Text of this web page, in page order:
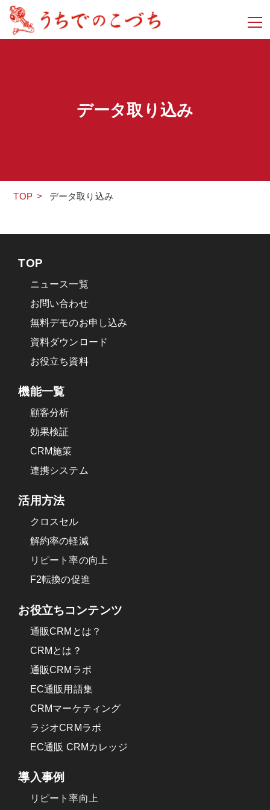
データ取り込み
TOP > データ取り込み
TOP
ニュース一覧
お問い合わせ
無料デモのお申し込み
資料ダウンロード
お役立ち資料
機能一覧
顧客分析
効果検証
CRM施策
連携システム
活用方法
クロスセル
解約率の軽減
リピート率の向上
F2転換の促進
お役立ちコンテンツ
通販CRMとは？
CRMとは？
通販CRMラボ
EC通販用語集
CRMマーケティング
ラジオCRMラボ
EC通販 CRMカレッジ
導入事例
リピート率向上